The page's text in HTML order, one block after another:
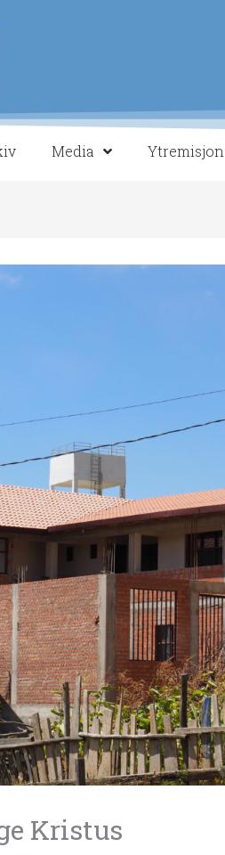
Media Ytremisjon
Kristus